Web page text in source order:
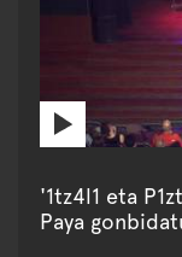
'1tz4l1 eta
Paya